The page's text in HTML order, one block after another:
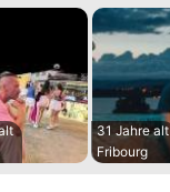
31 Jahre alt
Fribourg